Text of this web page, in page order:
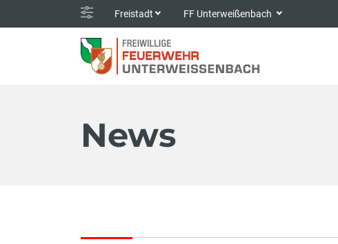
Freistadt FF Unterweißenbach
News